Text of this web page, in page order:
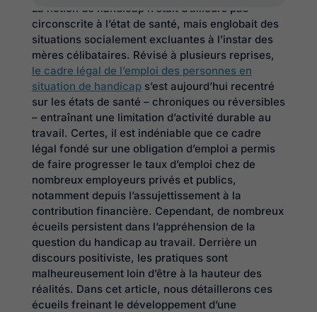
La notion de handicap n’était d’ailleurs pas
circonscrite à l’état de santé, mais englobait des
situations socialement excluantes à l’instar des
mères célibataires. Révisé à plusieurs reprises,
le cadre légal de l’emploi des personnes en
situation de handicaps’est aujourd’hui recentré
sur les états de santé – chroniques ou réversibles
– entraînant une limitation d’activité durable au
travail. Certes, il est indéniable que ce cadre
légal fondé sur une obligation d’emploi a permis
de faire progresser le taux d’emploi chez de
nombreux employeurs privés et publics,
notamment depuis l’assujettissement à la
contribution financière. Cependant, de nombreux
écueils persistent dans l’appréhension de la
question du handicap au travail. Derrière un
discours positiviste, les pratiques sont
malheureusement loin d’être à la hauteur des
réalités. Dans cet article, nous détaillerons ces
écueils freinant le développement d’une